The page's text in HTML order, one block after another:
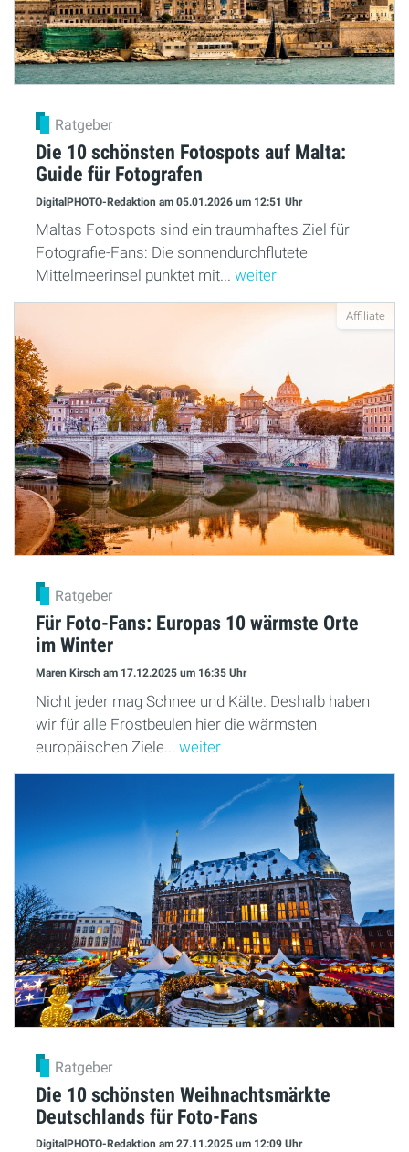
Ratgeber
Die 10 schönsten Fotospots auf Malta:
Guide für Fotografen
DigitalPHOTO-Redaktion am 05.01.2026 um 12:51 Uhr
Maltas Fotospots sind ein traumhaftes Ziel für
Fotografie-Fans: Die sonnendurchflutete
Mittelmeerinsel punktet mit... weiter
Affiliate
Ratgeber
Für Foto-Fans: Europas 10 wärmste Orte
im Winter
Maren Kirsch am 17.12.2025 um 16:35 Uhr
Nicht jeder mag Schnee und Kälte. Deshalb haben
wir für alle Frostbeulen hier die wärmsten
europäischen Ziele... weiter
Ratgeber
Die 10 schönsten Weihnachtsmärkte
Deutschlands für Foto-Fans
DigitalPHOTO-Redaktion am 27.11.2025 um 12:09 Uhr